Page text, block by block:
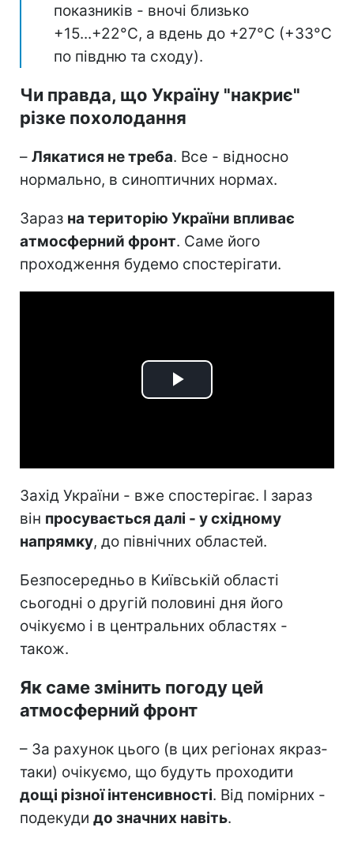
показників - вночі близько
+15...+22°C, а вдень до +27°C (+33°C
по півдню та сходу).
Чи правда, що Україну "накриє"
різке похолодання
– Лякатися не треба. Все - відносно
нормально, в синоптичних нормах.
Зараз на територію України впливає
атмосферний фронт. Саме його
проходження будемо спостерігати.
Play
Захід України - вже спостерігає. І зараз
він просувається далі - у східному
напрямку, до північних областей.
Безпосередньо в Київській області
сьогодні о другій половині дня його
очікуємо і в центральних областях -
також.
Як саме змінить погоду цей
атмосферний фронт
– За рахунок цього (в цих регіонах якраз-
таки) очікуємо, що будуть проходити
дощі різної інтенсивності. Від помірних -
подекуди до значних навіть.